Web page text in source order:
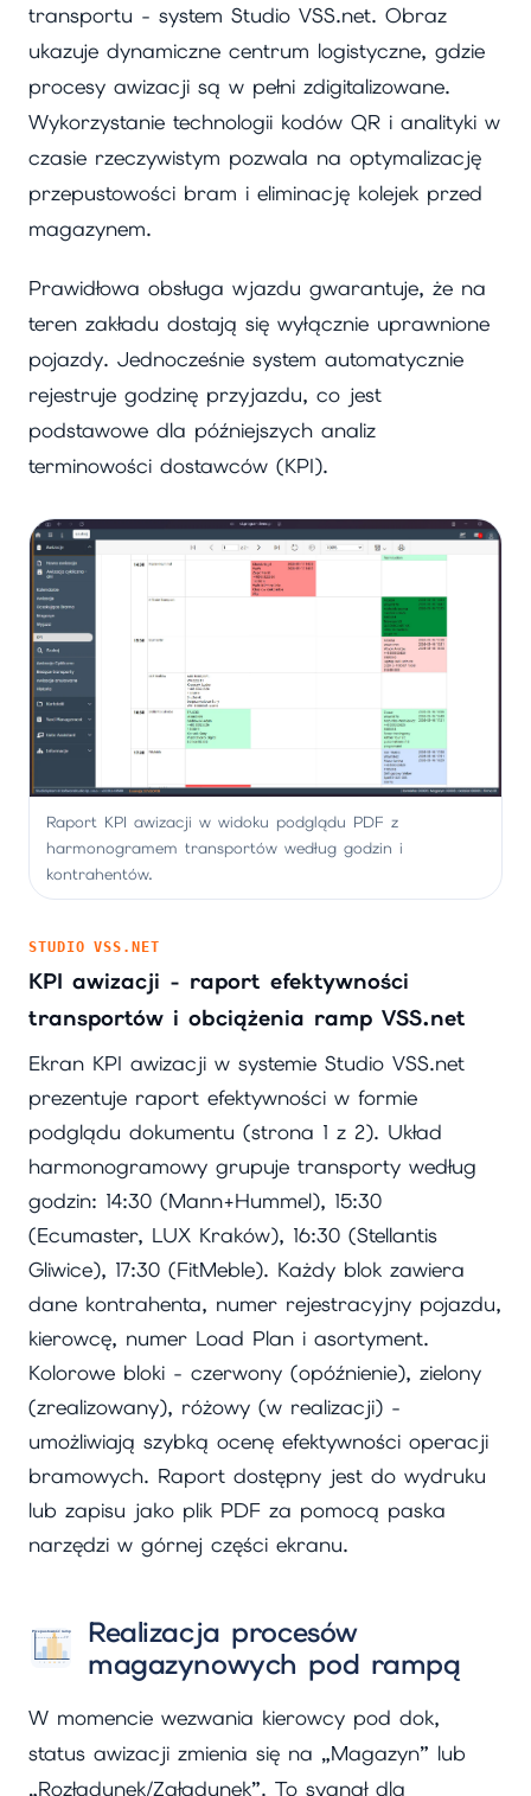
transportu - system Studio VSS.net. Obraz
ukazuje dynamiczne centrum logistyczne, gdzie
procesy awizacji są w pełni zdigitalizowane.
Wykorzystanie technologii kodów QR i analityki w
czasie rzeczywistym pozwala na optymalizację
przepustowości bram i eliminację kolejek przed
magazynem.
Prawidłowa obsługa wjazdu gwarantuje, że na
teren zakładu dostają się wyłącznie uprawnione
pojazdy. Jednocześnie system automatycznie
rejestruje godzinę przyjazdu, co jest
podstawowe dla późniejszych analiz
terminowości dostawców (KPI).
Raport KPI awizacji w widoku podglądu PDF z
harmonogramem transportów według godzin i
kontrahentów.
STUDIO VSS.NET
KPI awizacji - raport efektywności
transportów i obciążenia ramp VSS.net
Ekran KPI awizacji w systemie Studio VSS.net
prezentuje raport efektywności w formie
podglądu dokumentu (strona 1 z 2). Układ
harmonogramowy grupuje transporty według
godzin: 14:30 (Mann+Hummel), 15:30
(Ecumaster, LUX Kraków), 16:30 (Stellantis
Gliwice), 17:30 (FitMeble). Każdy blok zawiera
dane kontrahenta, numer rejestracyjny pojazdu,
kierowcę, numer Load Plan i asortyment.
Kolorowe bloki - czerwony (opóźnienie), zielony
(zrealizowany), różowy (w realizacji) -
umożliwiają szybką ocenę efektywności operacji
bramowych. Raport dostępny jest do wydruku
lub zapisu jako plik PDF za pomocą paska
narzędzi w górnej części ekranu.
Realizacja procesów
magazynowych pod rampą
W momencie wezwania kierowcy pod dok,
status awizacji zmienia się na „Magazyn” lub
„Rozładunek/Załadunek”. To sygnał dla